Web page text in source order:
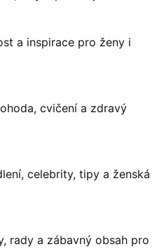
a inspirace pro ženy i
cvičení a zdravý
celebrity, tipy a ženská
rady a zábavný obsah pro